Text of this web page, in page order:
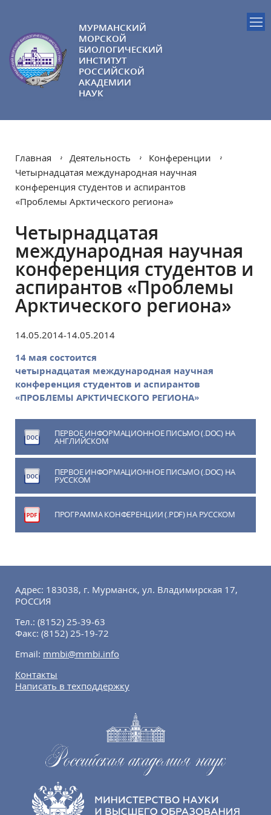
МУРМАНСКИЙ
МОРСКОЙ
БИОЛОГИЧЕСКИЙ
ИНСТИТУТ
РОССИЙСКОЙ
АКАДЕМИИ
НАУК
Главная Деятельность
Конференции
Четырнадцатая международная научная
конференция студентов и аспирантов
«Проблемы Арктического региона»
Четырнадцатая
международная научная
конференция студентов и
аспирантов «Проблемы
Арктического региона»
14.05.2014-14.05.2014
14 мая состоится
четырнадцатая международная научная
конференция студентов и аспирантов
«ПРОБЛЕМЫ АРКТИЧЕСКОГО РЕГИОНА»
ПЕРВОЕ ИНФОРМАЦИОННОЕ ПИСЬМО (.DOC) НА
АНГЛИЙСКОМ
ПЕРВОЕ ИНФОРМАЦИОННОЕ ПИСЬМО (.DOC) НА
РУССКОМ
ПРОГРАММА КОНФЕРЕНЦИИ (.PDF) НА РУССКОМ
Адрес: 183038, г. Мурманск, ул. Владимирская 17,
РОССИЯ
Тел.: (8152) 25-39-63
Факс: (8152) 25-19-72
Email: mmbi@mmbi.info
Контакты
Написать в техподдержку